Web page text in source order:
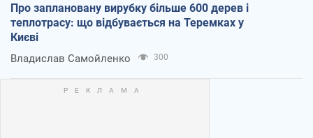
Про заплановану вирубку більше 600 дерев і
теплотрасу: що відбувається на Теремках у
Києві
Владислав Самойленко 300